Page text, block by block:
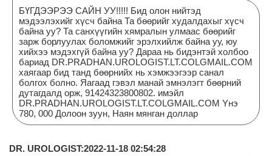
БҮГДЭЭРЭЭ САЙН УУ!!!!! Бид олон нийтэд
мэдээлэхийг хүсч байна Та бөөрийг худалдахыг хүсч
байна уу? Та санхүүгийн хямралын улмаас бөөрийг
зарж борлуулах боломжийг эрэлхийлж байна уу, юу
хийхээ мэдэхгүй байна уу? Дараа нь бидэнтэй холбоо
бариад DR.PRADHAN.UROLOGIST.LT.COLGMAIL.COM
хаягаар бид танд бөөрнийх нь хэмжээгээр санал
болгох болно. Яагаад гэвэл манай эмнэлэгт бөөрний
дутагдалд орж, 91424323800802. имэйл
DR.PRADHAN.UROLOGIST.LT.COLGMAIL.COM Yнэ
780, 000 Долоон зуун, Наян мянган доллар
DR. UROLOGIST:2022-11-18 02:54:28